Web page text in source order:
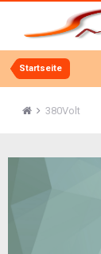
Startseite
380Volt